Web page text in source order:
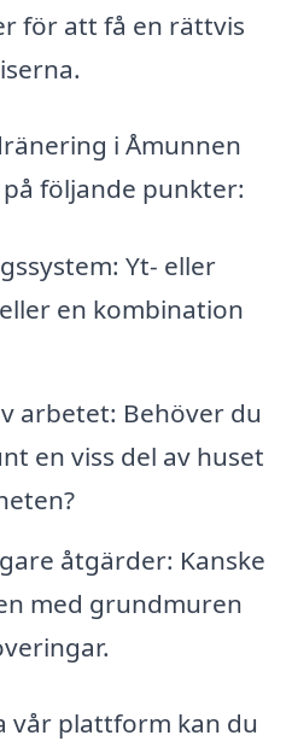
för att få en rättvis
i Åmunnen
följande punkter:
Yt- eller
en kombination
arbetet: Behöver du
en viss del av huset
åtgärder: Kanske
med grundmuren
vår plattform kan du